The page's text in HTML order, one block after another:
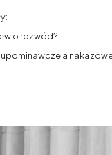
o rozwód?
a